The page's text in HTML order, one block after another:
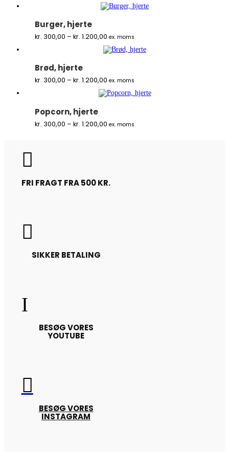
til
kr. 1.200,00
Burger, hjerte
kr. 300,00 – kr. 1.200,00Prisinterval:
til
kr. 1.200,00
ex. moms
Brød, hjerte
kr. 300,00 – kr. 1.200,00Prisinterval:
til
kr. 1.200,00
ex. moms
Popcorn, hjerte
kr. 300,00 – kr. 1.200,00Prisinterval:
ex. moms

FRI FRAGT FRA 500 KR.

SIKKER BETALING
I
BESØG VORES
YOUTUBE

BESØG VORES
INSTAGRAM